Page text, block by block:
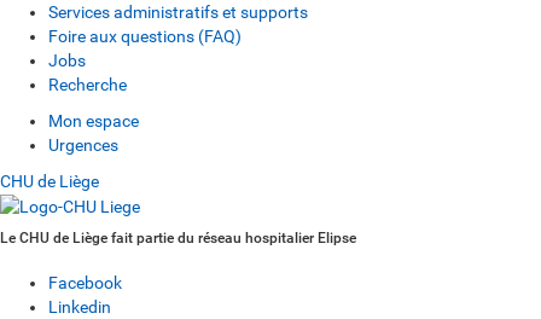
Services administratifs et supports
Foire aux questions (FAQ)
Jobs
Recherche
Mon espace
Urgences
CHU de Liège
Le CHU de Liège fait partie du réseau hospitalier Elipse
Facebook
Linkedin